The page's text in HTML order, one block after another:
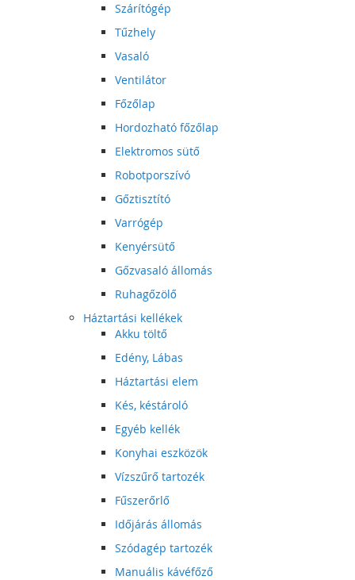
Szárítógép
Tűzhely
Vasaló
Ventilátor
Főzőlap
Hordozható főzőlap
Elektromos sütő
Robotporszívó
Gőztisztító
Varrógép
Kenyérsütő
Gőzvasaló állomás
Ruhagőzölő
Háztartási kellékek
Akku töltő
Edény, Lábas
Háztartási elem
Kés, késtároló
Egyéb kellék
Konyhai eszközök
Vízszűrő tartozék
Fűszerőrlő
Időjárás állomás
Szódagép tartozék
Manuális kávéfőző